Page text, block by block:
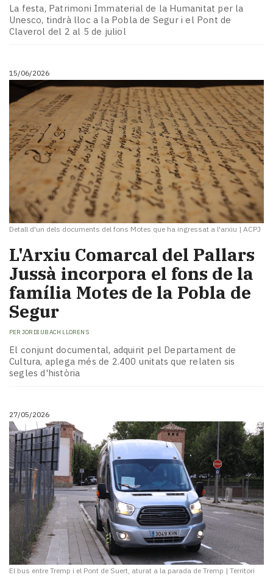
La festa, Patrimoni Immaterial de la Humanitat per la
Unesco, tindrà lloc a la Pobla de Segur i el Pont de
Claverol del 2 al 5 de juliol
15/06/2026
Detall d'un dels documents del fons Motes que ha ingressat a l'arxiu | ACPJ
L'Arxiu Comarcal del Pallars
Jussà incorpora el fons de la
família Motes de la Pobla de
Segur
PER JORDI UBACH LLORENS
El conjunt documental, adquirit pel Departament de
Cultura, aplega més de 2.400 unitats que relaten sis
segles d'història
27/05/2026
El bus entre Tremp i el Pont de Suert, aturat a la parada de Tremp | Territori